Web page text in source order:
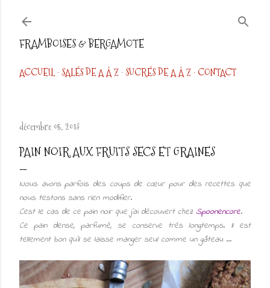
FRAMBOISES & BERGAMOTE
ACCUEIL SALÉS DE A À Z SUCRÉS DE A À Z CONTACT
décembre 05, 2013
PAIN NOIR AUX FRUITS SECS ET GRAINES
Nous avons parfois des coups de cœur pour des recettes que
nous testons sans rien modifier.
Cest le cas de ce pain noir que j'ai découvert chez Spoonencore.
Ce pain dense, parfumé, se conserve très longtemps. Il est
tellement bon qu'il se laisse manger seul comme un gâteau ...